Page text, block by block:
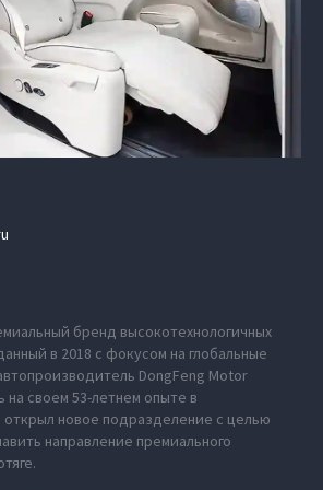
бренд высокотехнологичных
в 2018 с фокусом на глобальные
DongFeng Motor
на своем 53-летнем опыте в
новое подразделение с целью
направление премиального